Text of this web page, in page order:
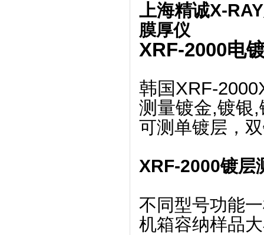
上海精诚X-
膜厚仪
XRF-2000电
韩国XRF-
测量镀金,镀银
可测单镀层，
XRF-2000镀层
不同型号功能
机箱容纳样品